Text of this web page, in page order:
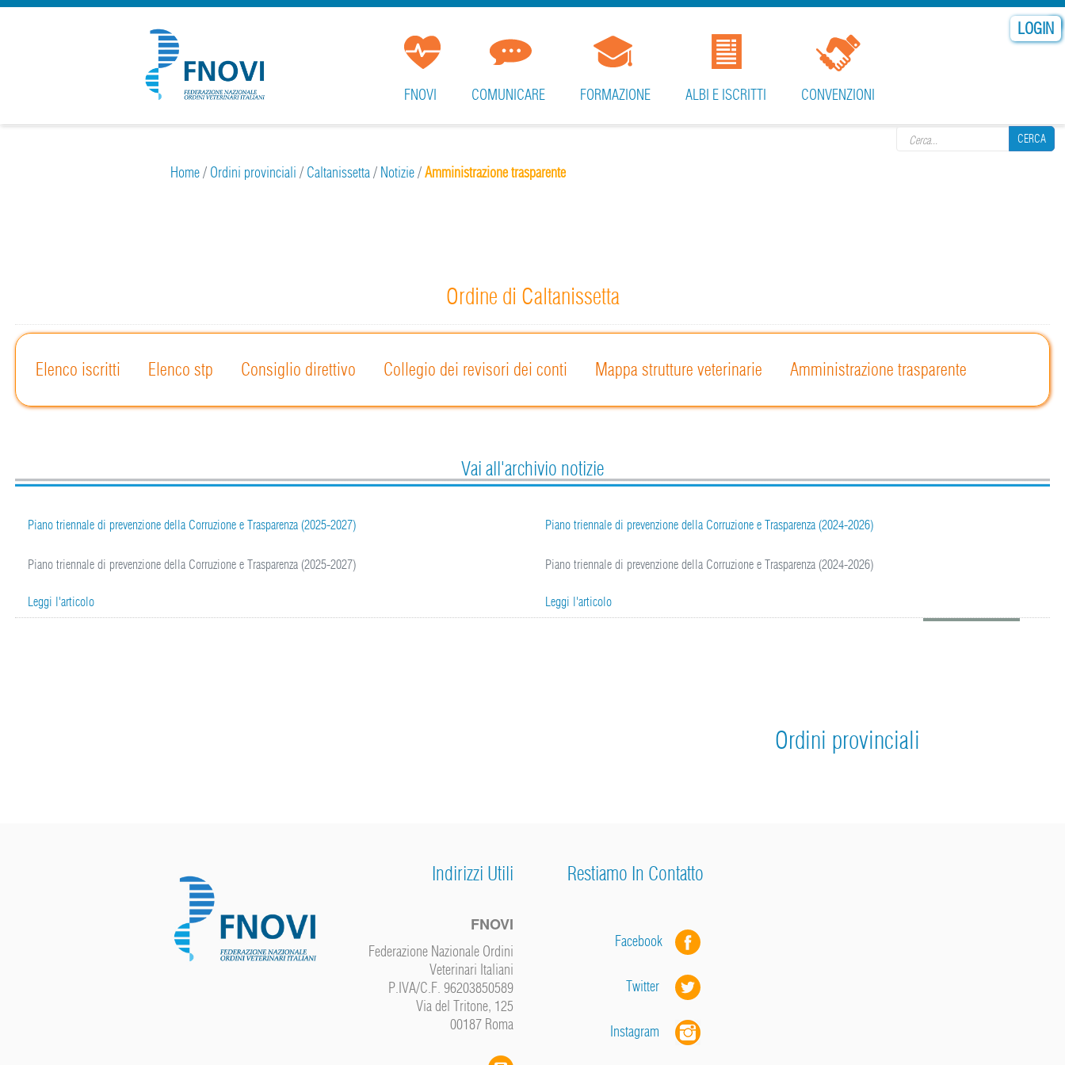
LOGIN
CERCA
FNOVI COMUNICARE FORMAZIONE ALBI E ISCRITTI CONVENZIONI
Home/ Ordini provinciali / Caltanissetta/ Notizie/Amministrazione trasparente
Ordine di Caltanissetta
Elenco iscritti Elenco stp Consiglio direttivo Collegio dei revisori dei conti Mappa strutture veterinarie Amministrazione trasparente
Vai all'archivio notizie
Piano triennale di prevenzione della Corruzione e Trasparenza (2025-2027)
Piano triennale di prevenzione della Corruzione e Trasparenza (2025-2027)
Leggi l'articolo
Piano triennale di prevenzione della Corruzione e Trasparenza (2024-2026)
Piano triennale di prevenzione della Corruzione e Trasparenza (2024-2026)
Leggi l'articolo
Ordini provinciali
Indirizzi Utili
FNOVI
Federazione Nazionale Ordini
Veterinari Italiani
P.IVA/C.F. 96203850589
Via del Tritone, 125
00187 Roma
Restiamo In Contatto
Facebook
Twitter
Instagram